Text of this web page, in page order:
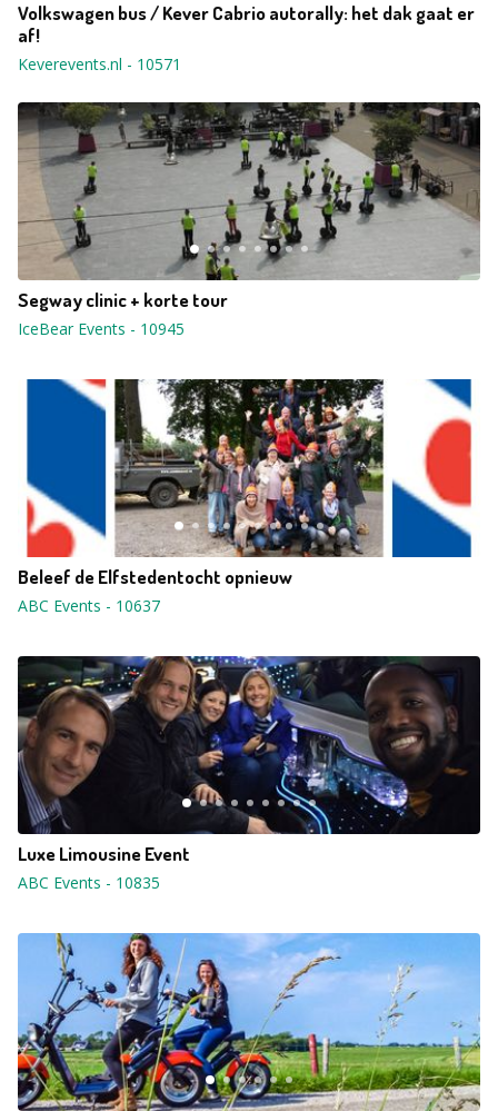
Volkswagen bus / Kever Cabrio autorally: het dak gaat er
af!
Keverevents.nl - 10571
Segway clinic + korte tour
IceBear Events - 10945
Beleef de Elfstedentocht opnieuw
ABC Events - 10637
Luxe Limousine Event
ABC Events - 10835